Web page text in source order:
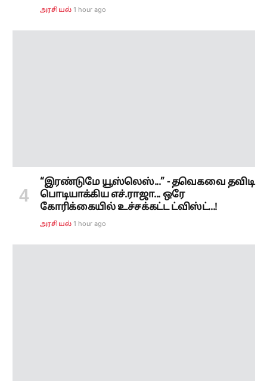
அரசியல் 1 hour ago
“இரண்டுமே யூஸ்லெஸ்...” - தவெகவை தவிடி
பொடியாக்கிய எச்.ராஜா... ஒரே
கோரிக்கையில் உச்சக்கட்ட ட்விஸ்ட்...!
அரசியல் 1 hour ago